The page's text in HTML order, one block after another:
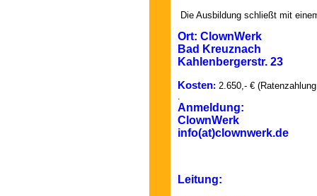
Die Ausbildung schließt mit
Ort: ClownWerk
Bad Kreuznach
Kahlenbergerstr. 23
Kosten: 2.650,- €
.
Anmeldung:
ClownWerk
info(at)clownwerk.de
Leitung: